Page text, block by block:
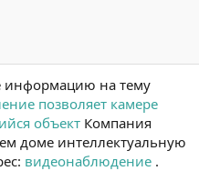
информацию на тему
позволяет камере
объект Компания
доме интеллектуальную
видеонаблюдение .